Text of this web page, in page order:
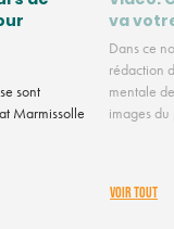
sont
Marmissolle
va
Dans ce
rédaction
mentale
images
VOIR TOUT